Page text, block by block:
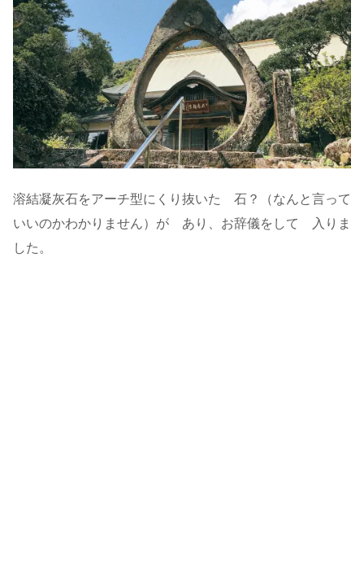
溶結凝灰石をアーチ型にくり抜いた 石？（なんと言って
いいのかわかりません）が あり、お辞儀をして 入りま
した。